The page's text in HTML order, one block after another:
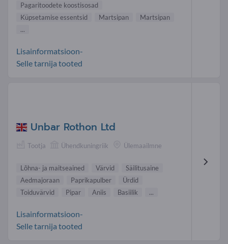
Pagaritoodete koostisosad
Küpsetamise essentsid
Martsipan
Martsipan
...
Lisainformatsioon-
Selle tarnija tooted
Unbar Rothon Ltd
Tootja Ühendkuningriik Ülemaailmne
Lõhna- ja maitseained Värvid
Säilitusaine
Aedmajoraan
Paprikapulber
Ürdid
Toiduvärvid
Pipar Aniis Basiilik ...
Lisainformatsioon-
Selle tarnija tooted